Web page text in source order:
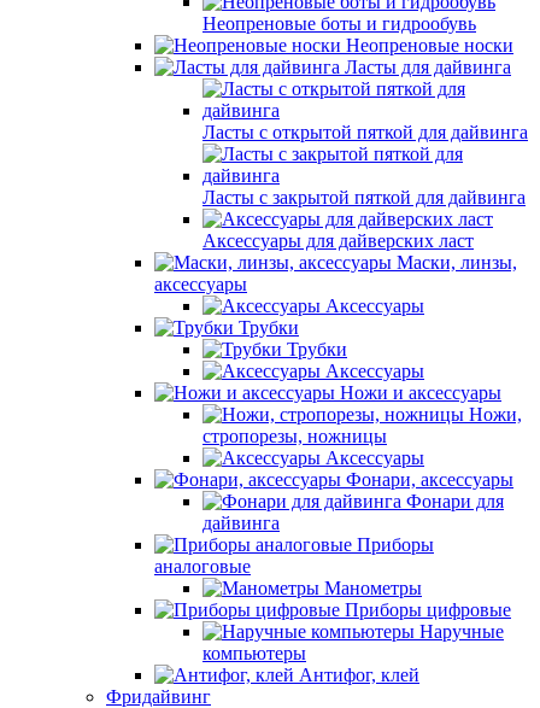
Неопреновые боты и гидрообувь
Неопреновые носки
Ласты для дайвинга
Ласты с открытой пяткой для дайвинга
Ласты с закрытой пяткой для дайвинга
Аксессуары для дайверских ласт
Маски, линзы,
аксессуары
Аксессуары
Трубки
Трубки
Аксессуары
Ножи и аксессуары
Ножи,
стропорезы, ножницы
Аксессуары
Фонари, аксессуары
Фонари для
дайвинга
Приборы
аналоговые
Манометры
Приборы цифровые
Наручные
компьютеры
Антифог, клей
Фридайвинг